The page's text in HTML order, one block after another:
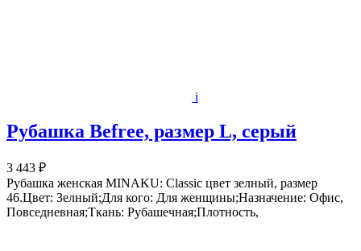
i
Рубашка Befree, размер L, серый
3 443 ₽
Рубашка женская MINAKU: Classic цвет зелный, размер
46.Цвет: Зелный;Для кого: Для женщины;Назначение: Офис,
Повседневная;Ткань: Рубашечная;Плотность,